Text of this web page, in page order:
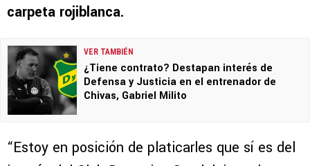
carpeta rojiblanca.
VER TAMBIÉN
¿Tiene contrato? Destapan interés de
Defensa y Justicia en el entrenador de
Chivas, Gabriel Milito
“Estoy en posición de platicarles que sí es del